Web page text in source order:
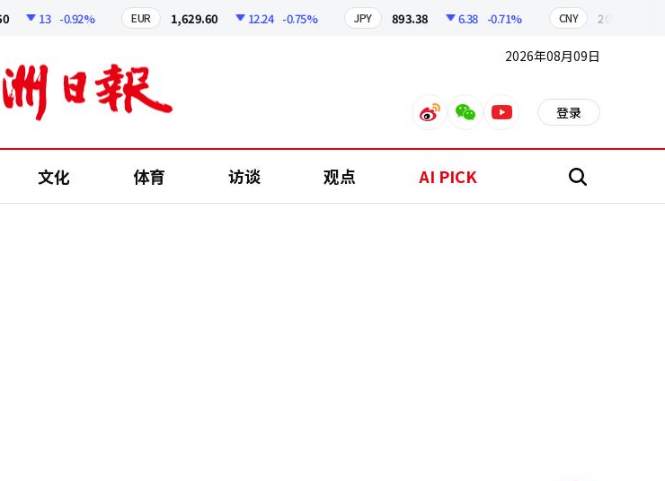
13 -0.92% EUR 1,629.60 12.24 -0.75% JPY 893.38 6.38 -0.71% CNY 209.17
2026年08月09日
weiboweixinyoutube 登录
文化 体育 访谈 观点 AI PICK 搜